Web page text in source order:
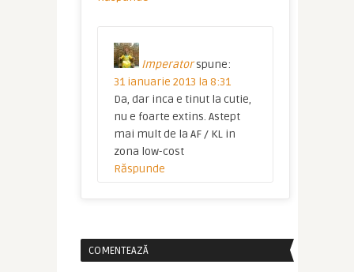
Imperator spune:
31 ianuarie 2013 la 8:31
Da, dar inca e tinut la cutie,
nu e foarte extins. Astept
mai mult de la AF / KL in
zona low-cost
Răspunde
COMENTEAZĂ